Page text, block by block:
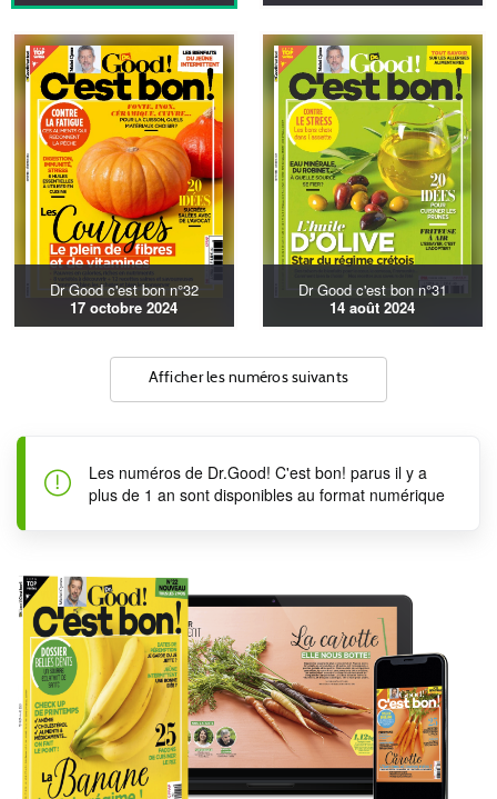
Dr Good c'est bon n°32
17 octobre 2024
Dr Good c'est bon n°31
14 août 2024
Afficher les numéros suivants
Les numéros de Dr.Good! C'est bon! parus il y a
plus de 1 an sont disponibles au format numérique